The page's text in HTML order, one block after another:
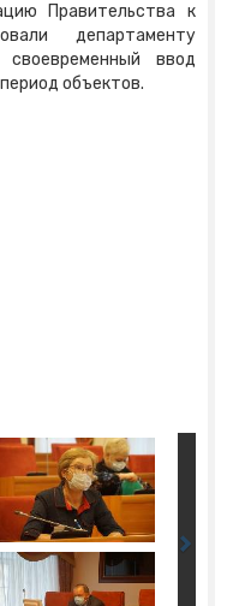
Правительства к
департаменту
своевременный ввод
объектов.